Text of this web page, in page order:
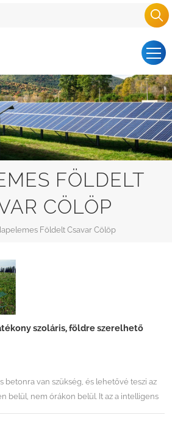
FÖLDELT
CÖLÖP
Földelt Csavar Cölöp
szoláris, földre szerelhető
betonra van szükség, és lehetővé teszi az
belül, nem órákon belül. It az a intelligens
percek alatt, várakozási idő nélkül